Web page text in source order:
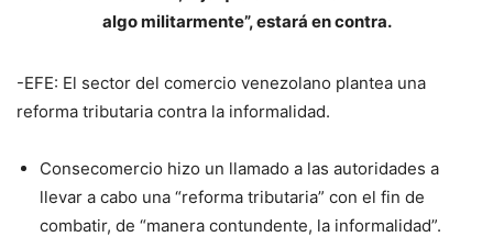
algo militarmente”, estará en contra.
-EFE: El sector del comercio venezolano plantea una
reforma tributaria contra la informalidad.
Consecomercio hizo un llamado a las autoridades a
llevar a cabo una “reforma tributaria” con el fin de
combatir, de “manera contundente, la informalidad”.